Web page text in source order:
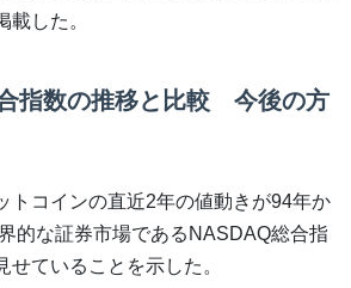
載した。
指数の推移と比較 今後の方
トコインの直近2年の値動きが94年か
的な証券市場であるNASDAQ総合指
せていることを示した。